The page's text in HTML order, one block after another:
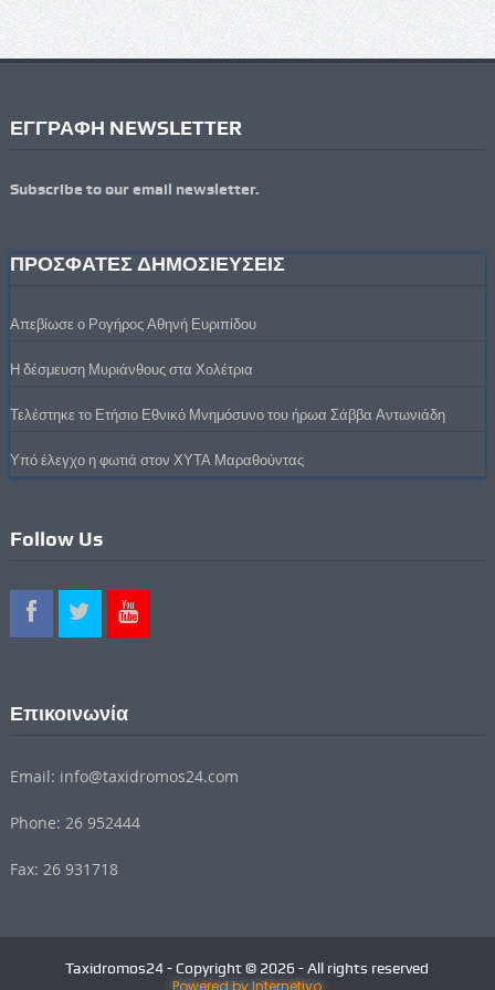
ΕΓΓΡΑΦΗ NEWSLETTER
Subscribe to our email newsletter.
ΠΡΟΣΦΑΤΕΣ ΔΗΜΟΣΙΕΥΣΕΙΣ
Απεβίωσε ο Ρογήρος Αθηνή Ευριπίδου
Η δέσμευση Μυριάνθους στα Χολέτρια
Τελέστηκε το Ετήσιο Εθνικό Μνημόσυνο του ήρωα Σάββα Αντωνιάδη
Υπό έλεγχο η φωτιά στον ΧΥΤΑ Μαραθούντας
Follow Us
Επικοινωνία
Email: info@taxidromos24.com
Phone: 26 952444
Fax: 26 931718
Taxidromos24 - Copyright © 2026 - All rights reserved